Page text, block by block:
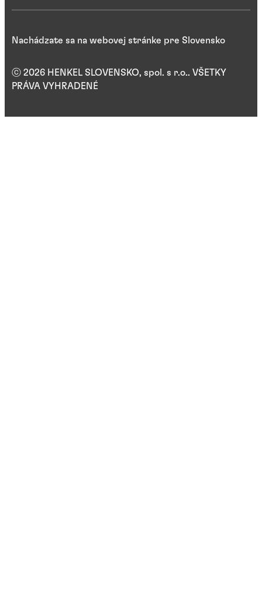
ⓒ 2026 HENKEL SLOVENSKO, spol. s r.o.. VŠETKY
PRÁVA VYHRADENÉ
Nachádzate sa na webovej stránke pre Slovensko